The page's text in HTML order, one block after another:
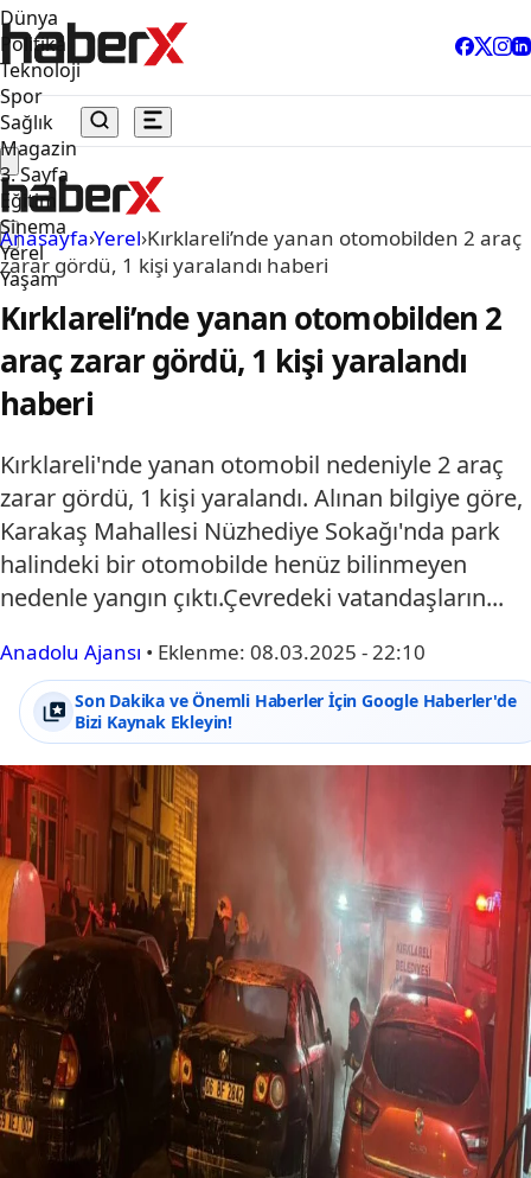
Dünya
Politika
Teknoloji
Spor
Sağlık
Magazin
3. Sayfa
Eğitim
Sinema
Yerel
Yaşam
Anasayfa›Yerel›Kırklareli’nde yanan otomobilden 2 araç
zarar gördü, 1 kişi yaralandı haberi
Kırklareli’nde yanan otomobilden 2
araç zarar gördü, 1 kişi yaralandı
haberi
Kırklareli'nde yanan otomobil nedeniyle 2 araç
zarar gördü, 1 kişi yaralandı. Alınan bilgiye göre,
Karakaş Mahallesi Nüzhediye Sokağı'nda park
halindeki bir otomobilde henüz bilinmeyen
nedenle yangın çıktı.Çevredeki vatandaşların...
Anadolu Ajansı • Eklenme: 08.03.2025 - 22:10
Son Dakika ve Önemli Haberler İçin Google Haberler'de
Bizi Kaynak Ekleyin!